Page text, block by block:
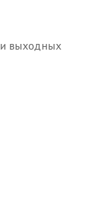
выходных